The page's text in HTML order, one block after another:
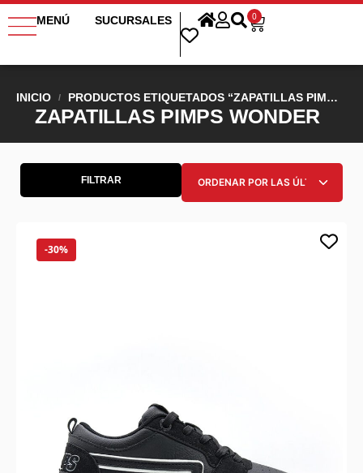
MENÚ SUCURSALES 0
INICIO / PRODUCTOS ETIQUETADOS “ZAPATILLAS PIMPS WONDER”
ZAPATILLAS PIMPS WONDER
FILTRAR
-30%